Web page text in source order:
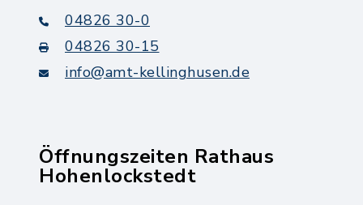
04826 30-0
04826 30-15
info@amt-kellinghusen.de
Öffnungszeiten Rathaus
Hohenlockstedt